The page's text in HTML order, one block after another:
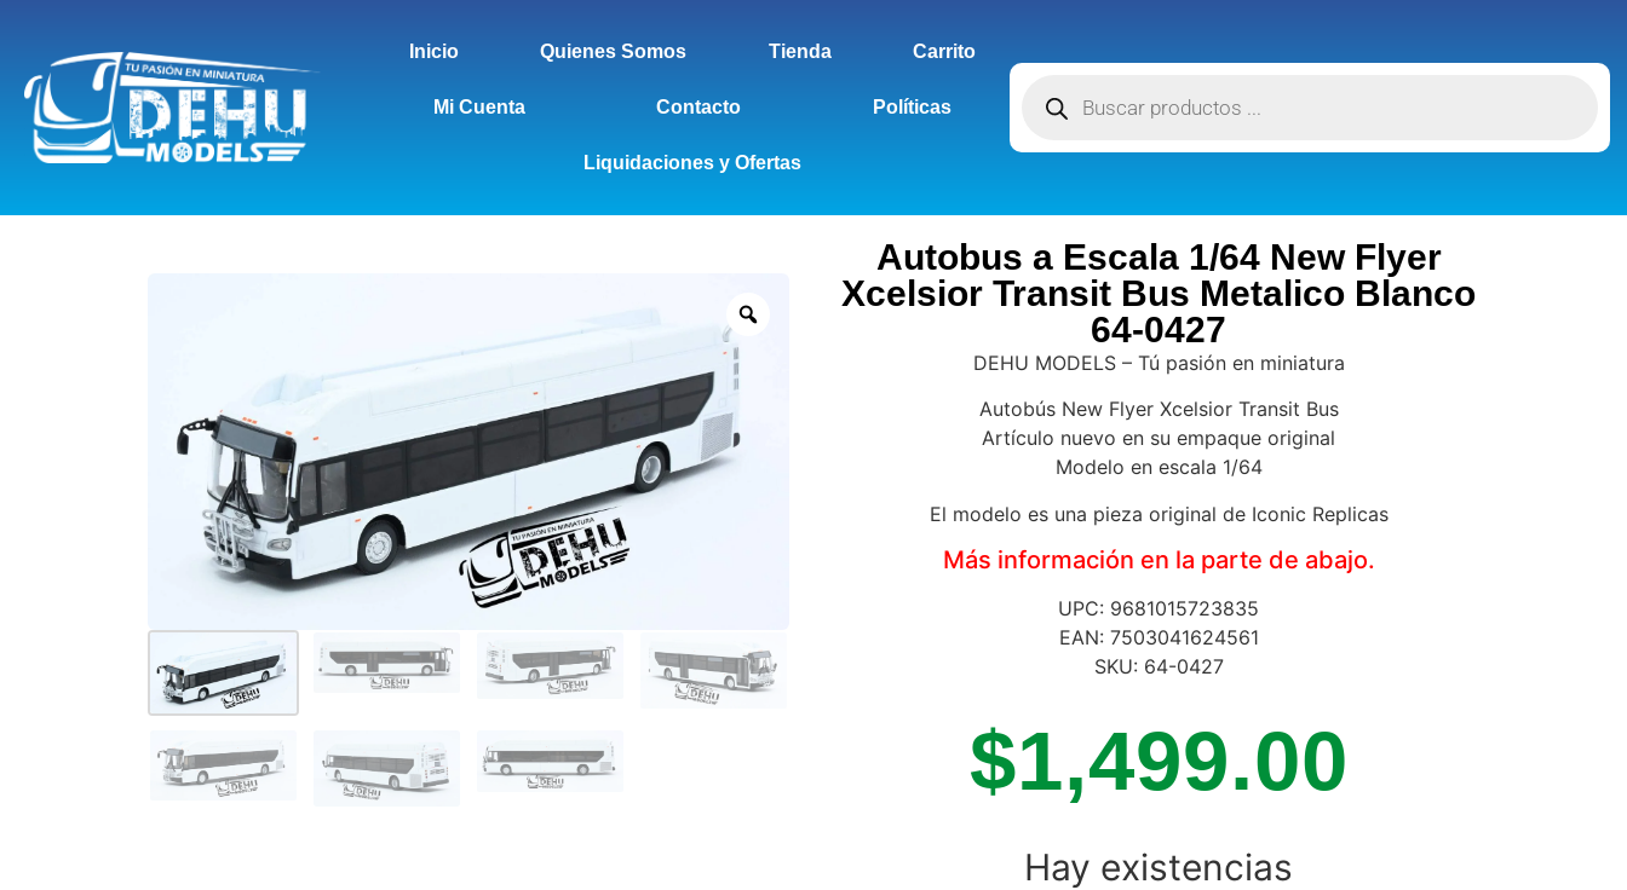
Inicio Quienes Somos Tienda Carrito
Mi Cuenta Contacto Políticas
Liquidaciones y Ofertas
Autobus a Escala 1/64 New Flyer
Xcelsior Transit Bus Metalico Blanco
64-0427
DEHU MODELS – Tú pasión en miniatura
Autobús New Flyer Xcelsior Transit Bus
Artículo nuevo en su empaque original
Modelo en escala 1/64
El modelo es una pieza original de Iconic Replicas
Más información en la parte de abajo.
UPC: 9681015723835
EAN: 7503041624561
SKU: 64-0427
$1,499.00
Hay existencias